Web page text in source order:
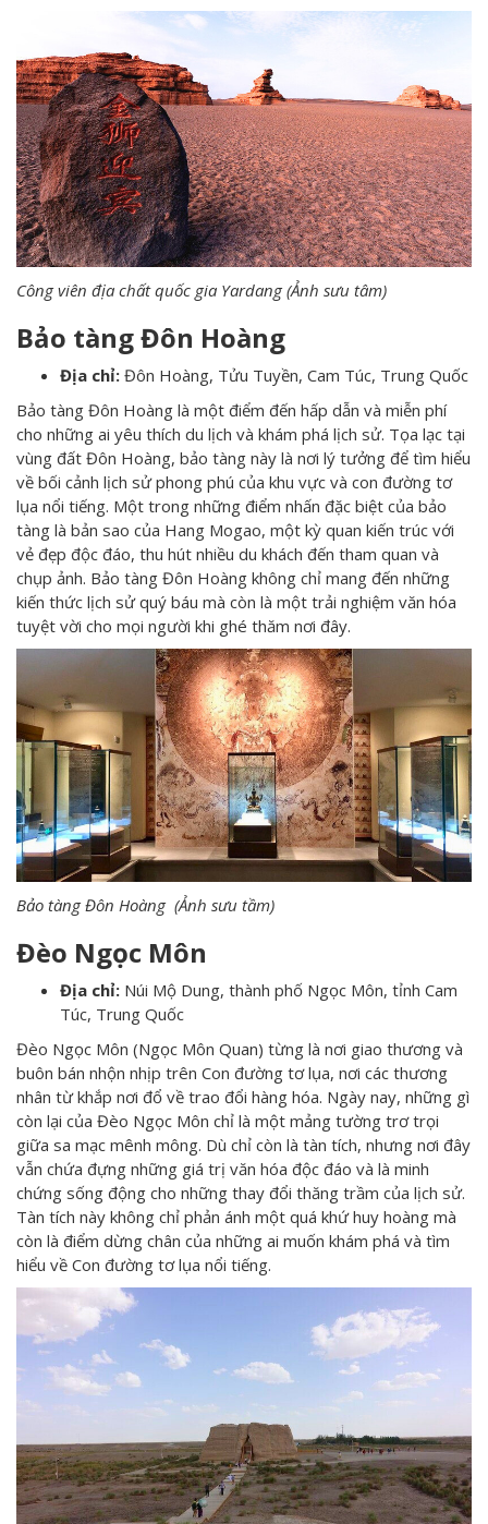
Công viên địa chất quốc gia Yardang (Ảnh sưu tâm)
Bảo tàng Đôn Hoàng
Địa chỉ: Đôn Hoàng, Tửu Tuyền, Cam Túc, Trung Quốc
Bảo tàng Đôn Hoàng là một điểm đến hấp dẫn và miễn phí
cho những ai yêu thích du lịch và khám phá lịch sử. Tọa lạc tại
vùng đất Đôn Hoàng, bảo tàng này là nơi lý tưởng để tìm hiểu
về bối cảnh lịch sử phong phú của khu vực và con đường tơ
lụa nổi tiếng. Một trong những điểm nhấn đặc biệt của bảo
tàng là bản sao của Hang Mogao, một kỳ quan kiến trúc với
vẻ đẹp độc đáo, thu hút nhiều du khách đến tham quan và
chụp ảnh. Bảo tàng Đôn Hoàng không chỉ mang đến những
kiến thức lịch sử quý báu mà còn là một trải nghiệm văn hóa
tuyệt vời cho mọi người khi ghé thăm nơi đây.
Bảo tàng Đôn Hoàng (Ảnh sưu tầm)
Đèo Ngọc Môn
Địa chỉ: Núi Mộ Dung, thành phố Ngọc Môn, tỉnh Cam
Túc, Trung Quốc
Đèo Ngọc Môn (Ngọc Môn Quan) từng là nơi giao thương và
buôn bán nhộn nhịp trên Con đường tơ lụa, nơi các thương
nhân từ khắp nơi đổ về trao đổi hàng hóa. Ngày nay, những gì
còn lại của Đèo Ngọc Môn chỉ là một mảng tường trơ trọi
giữa sa mạc mênh mông. Dù chỉ còn là tàn tích, nhưng nơi đây
vẫn chứa đựng những giá trị văn hóa độc đáo và là minh
chứng sống động cho những thay đổi thăng trầm của lịch sử.
Tàn tích này không chỉ phản ánh một quá khứ huy hoàng mà
còn là điểm dừng chân của những ai muốn khám phá và tìm
hiểu về Con đường tơ lụa nổi tiếng.